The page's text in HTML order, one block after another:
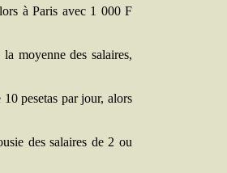
à Paris avec 1 000 F
moyenne des salaires,
pese­tas par jour, alors
des salaires de 2 ou